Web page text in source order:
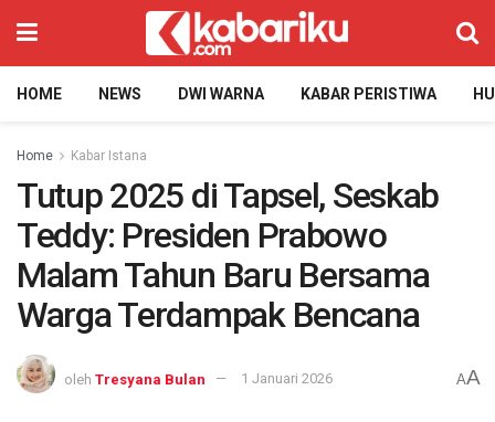
HOME NEWS DWI WARNA KABAR PERISTIWA
Home Kabar Istana
Tutup 2025 di Tapsel, Seskab
Teddy: Presiden Prabowo
Malam Tahun Baru Bersama
Warga Terdampak Bencana
oleh Tresyana Bulan 1 Januari 2026 AA